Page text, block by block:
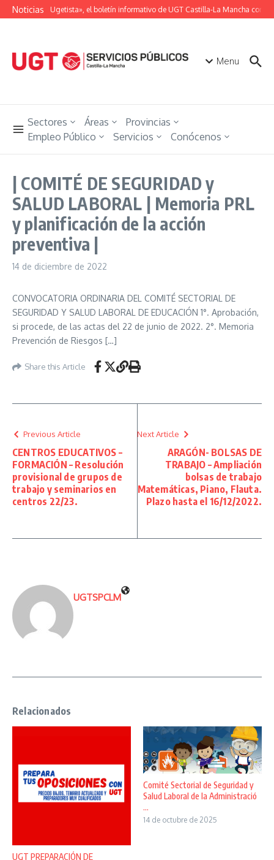
Saltar al contenido
Noticias
«Unión Ugetista», el boletín informativo de UGT Castilla-La Mancha con
Menu
Sectores Áreas
Provincias
Empleo Público
Servicios Conócenos
| COMITÉ DE SEGURIDAD y
SALUD LABORAL | Memoria PRL
y planificación de la acción
preventiva |
14 de diciembre de 2022
CONVOCATORIA ORDINARIA DEL COMITÉ SECTORIAL DE
SEGURIDAD Y SALUD LABORAL DE EDUCACIÓN 1°. Aprobación,
si procede, de las actas del 22 de junio de 2022. 2°. Memoria
Prevención de Riesgos […]
Share this Article
Previous Article
CENTROS EDUCATIVOS –
FORMACIÓN – Resolución
provisional de grupos de
trabajo y seminarios en
centros 22/23.
Next Article
ARAGÓN- BOLSAS DE
TRABAJO – Ampliación
bolsas de trabajo
Matemáticas, Piano, Flauta.
Plazo hasta el 16/12/2022.
UGTSPCLM
Relacionados
UGT PREPARACIÓN DE
Comité Sectorial de Seguridad y
Salud Laboral de la Administració
...
14 de octubre de 2025